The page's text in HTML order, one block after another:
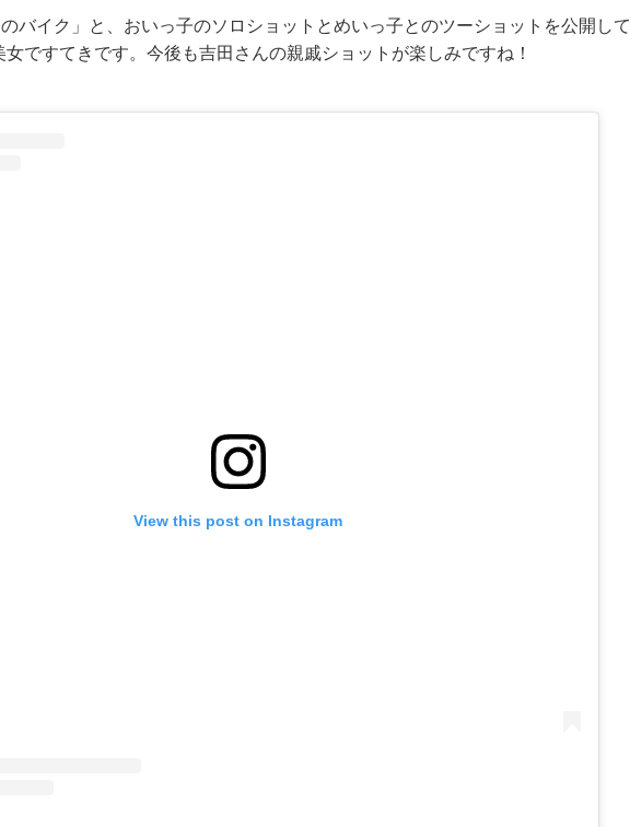
バイク」と、おいっ子のソロショットとめいっ子とのツーショットを公開して
ですてきです。今後も吉田さんの親戚ショットが楽しみですね！
View this post on Instagram